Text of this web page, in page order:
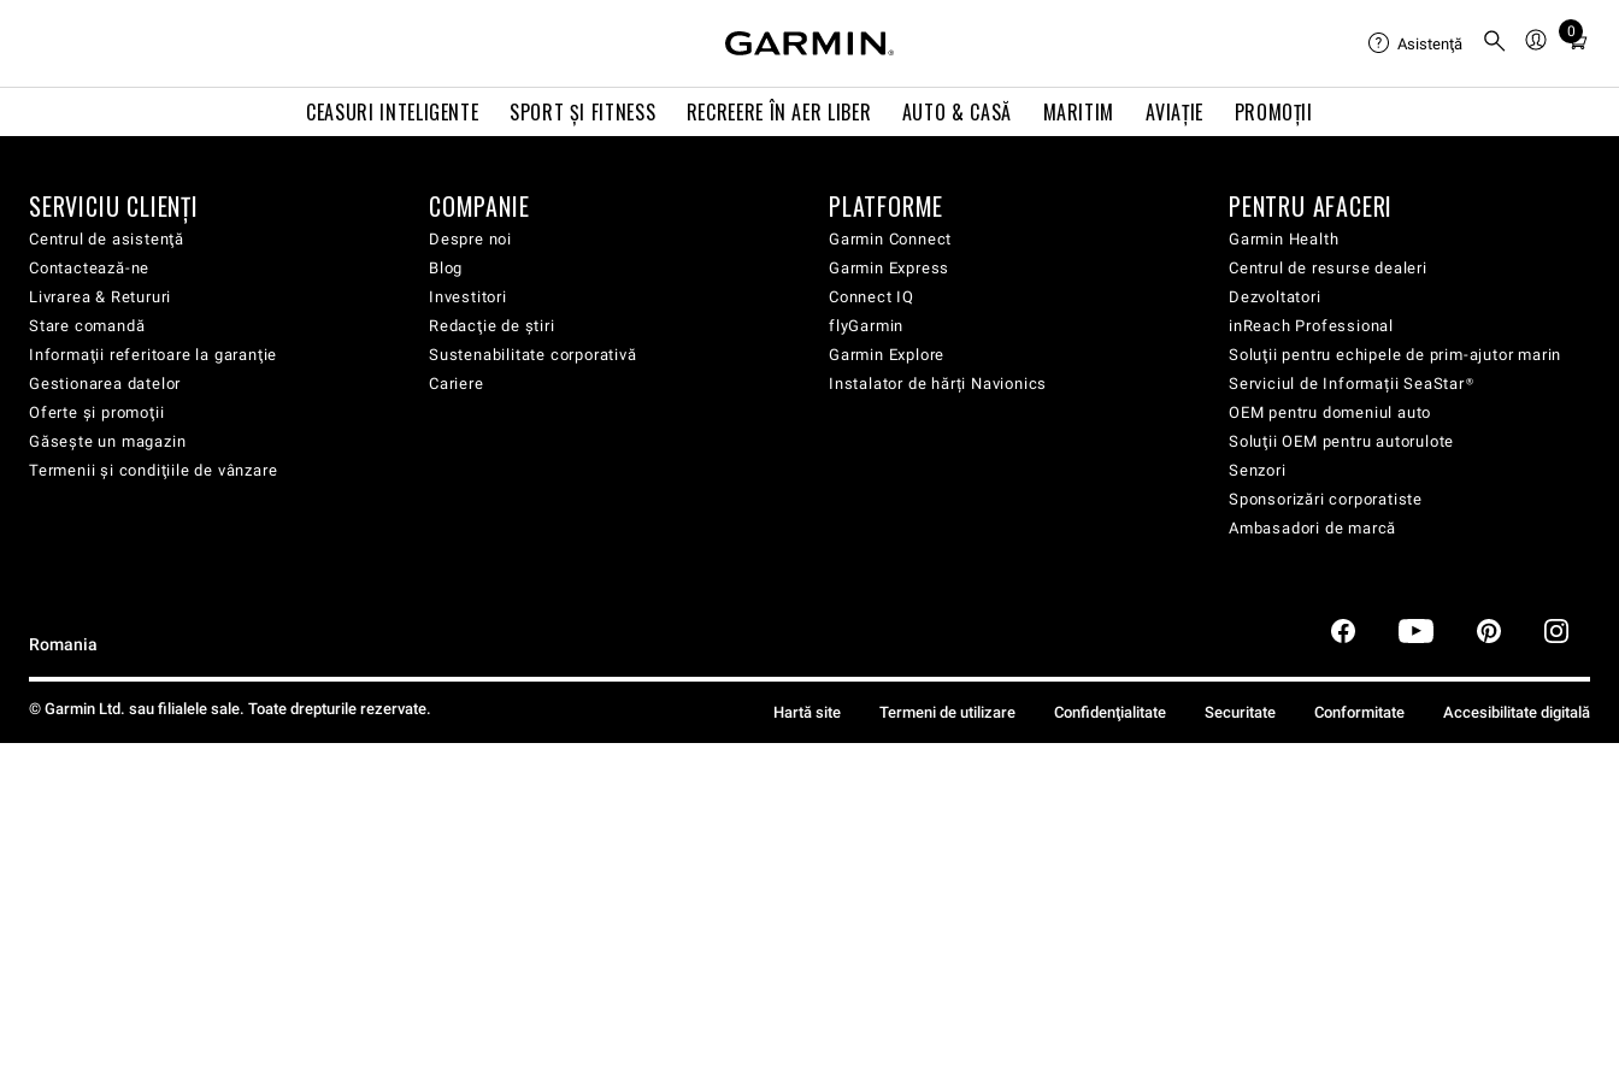
CEASURI INTELIGENTE SPORT ŞI FITNESS RECREERE ÎN AER LIBER AUTO & CASĂ MARITIM AVIAŢIE PROMOȚII
Asistenţă
0
Total
cart:
SERVICIU CLIENŢI
Centrul de asistenţă
Contactează-ne
Livrarea & Retururi
Stare comandă
Informaţii referitoare la garanţie
Gestionarea datelor
Oferte şi promoţii
Găsește un magazin
Termenii şi condiţiile de vânzare
COMPANIE
Despre noi
Blog
Investitori
Redacţie de ştiri
Sustenabilitate corporativă
Cariere
PLATFORME
Garmin Connect
Garmin Express
Connect IQ
flyGarmin
Garmin Explore
Instalator de hărți Navionics
PENTRU AFACERI
Garmin Health
Centrul de resurse dealeri
Dezvoltatori
inReach Professional
Soluţii pentru echipele de prim-ajutor marin
Serviciul de Informații SeaStar®
OEM pentru domeniul auto
Soluţii OEM pentru autorulote
Senzori
Sponsorizări corporatiste
Ambasadori de marcă
Romania
© Garmin Ltd. sau filialele sale. Toate drepturile rezervate. Hartă site Termeni de utilizare Confidenţialitate Securitate Conformitate Accesibilitate digitală